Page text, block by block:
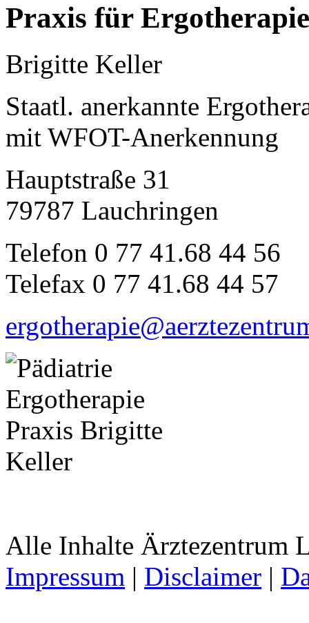
Praxis für Ergotherapie
Brigitte Keller
Staatl. anerkannte
mit WFOT-Anerkennung
Hauptstraße 31
79787 Lauchringen
Telefon 0 77 41.68 44 56
Telefax 0 77 41.68 44 57
Alle Inhalte Ärztezentrum
Impressum | Disclaimer |